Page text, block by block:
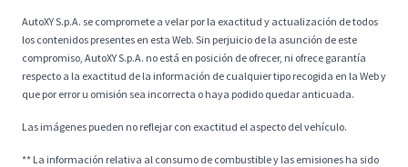
AutoXY S.p.A. se compromete a velar por la exactitud y actualización de todos
los contenidos presentes en esta Web. Sin perjuicio de la asunción de este
compromiso, AutoXY S.p.A. no está en posición de ofrecer, ni ofrece garantía
respecto a la exactitud de la información de cualquier tipo recogida en la Web y
que por error u omisión sea incorrecta o haya podido quedar anticuada.
Las imágenes pueden no reflejar con exactitud el aspecto del vehículo.
** La información relativa al consumo de combustible y las emisiones ha sido